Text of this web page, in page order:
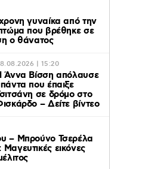
γυναίκα από την
που βρέθηκε σε
ο θάνατος
| 15:20
Άννα Βίσση απόλαυσε
που έπαιξε
σε δρόμο στο
– Δείτε βίντεο
– Μπρούνο Τσερέλα
εικόνες